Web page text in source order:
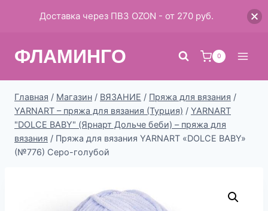
ФЛАМИНГО 0
Главная / Магазин / ВЯЗАНИЕ / Пряжа для вязания /
YARNART – пряжа для вязания (Турция) / YARNART
"DOLCE BABY" (Ярнарт Дольче беби) – пряжа для
вязания / Пряжа для вязания YARNART «DOLCE BABY»
(№776) Серо-голубой
Доставка через ПВЗ OZON - от 270 руб.